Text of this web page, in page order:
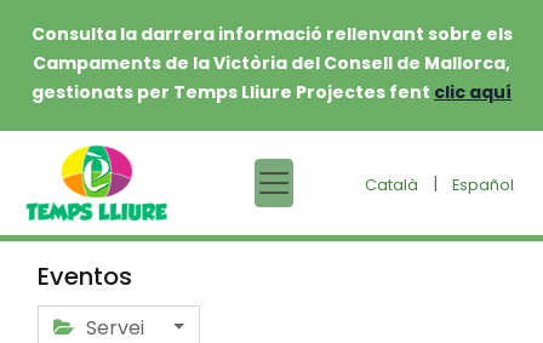
Consulta la darrera informació rellenvant sobre els
Campaments de la Victòria del Consell de Mallorca,
gestionats per Temps Lliure Projectes fent clic aquí
Català | Español
Eventos
Servei